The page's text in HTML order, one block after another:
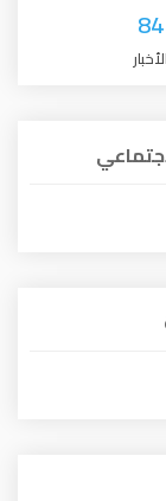
84
الأخبار